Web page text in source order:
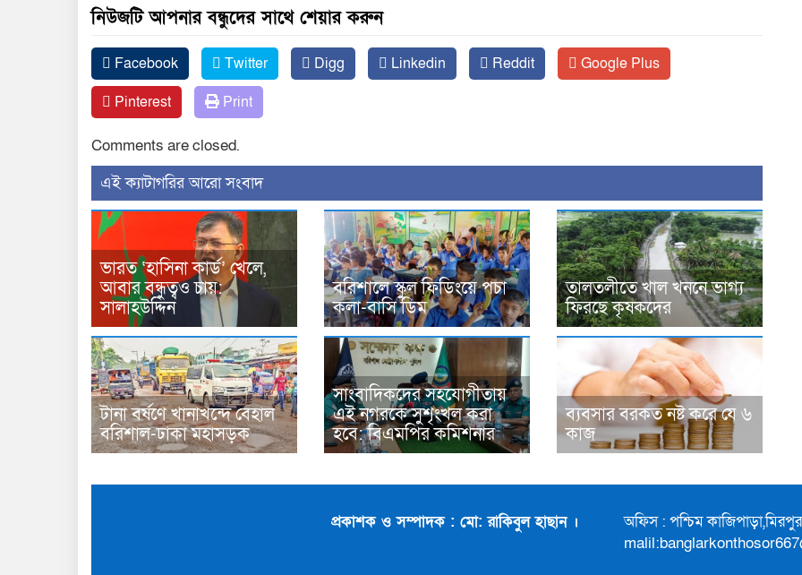
নিউজটি আপনার বন্ধুদের সাথে শেয়ার করুন
Facebook Twitter Digg Linkedin Reddit
Google Plus
Pinterest
Print
Comments are closed.
‍এই ক্যাটাগরির ‍আরো সংবাদ
ভারত ‘হাসিনা কার্ড’ খেলে,
আবার বন্ধুত্বও চায়:
সালাহউদ্দিন
বরিশালে স্কুল ফিডিংয়ে পচা
কলা-বাসি ডিম
তালতলীতে খাল খননে ভাগ্য
ফিরছে কৃষকদের
টানা বর্ষণে খানাখন্দে বেহাল
বরিশাল-ঢাকা মহাসড়ক
সাংবাদিকদের সহযোগীতায়
এই নগরকে সুশৃংখল করা
হবে: বিএমপির কমিশনার
ব্যবসার বরকত নষ্ট করে যে ৬
কাজ
প্রকাশক ও সম্পাদক : মো: রাকিবুল হাছান ।
অফিস : পশ্চিম